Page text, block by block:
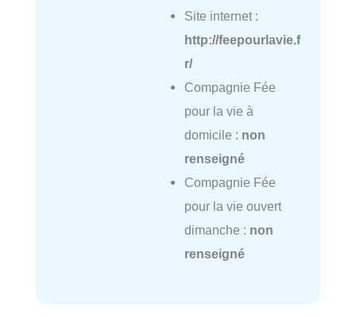
Site internet :
http://feepourlavie.f
r/
Compagnie Fée
pour la vie à
domicile : non
renseigné
Compagnie Fée
pour la vie ouvert
dimanche : non
renseigné